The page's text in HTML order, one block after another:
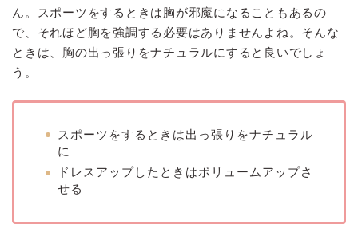
ん。スポーツをするときは胸が邪魔になることもあるの
で、それほど胸を強調する必要はありませんよね。そんな
ときは、胸の出っ張りをナチュラルにすると良いでしょ
う。
スポーツをするときは出っ張りをナチュラル
に
ドレスアップしたときはボリュームアップさ
せる